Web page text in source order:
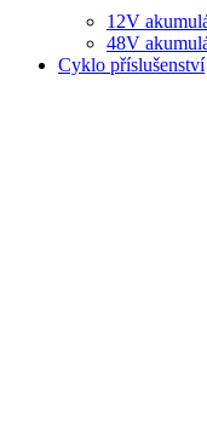
12V
48V
Cyklo příslušenství